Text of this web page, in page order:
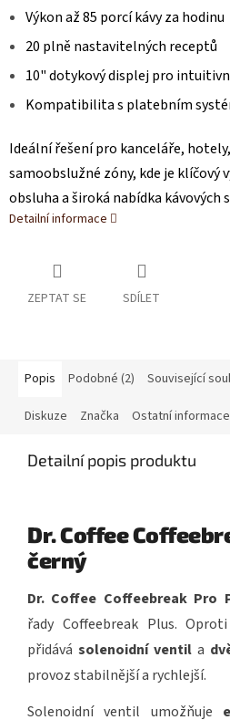
Výkon až 85 porcí kávy za hodinu
20 plně nastavitelných receptů
10" dotykový displej pro
Kompatibilita s platebním
Ideální řešení pro kanceláře,
samoobslužné zóny, kde je klíčový
obsluha a široká nabídka kávových
Detailní informace
ZEPTAT SE SDÍLET
Popis Podobné (2) Související
Diskuze Značka Ostatní informace
Detailní popis produktu
Dr. Coffee
černý
Dr. Coffee Coffeebreak Pro
řady Coffeebreak Plus.
přidává solenoidní ventil a
provoz stabilnější a rychlejší.
Solenoidní ventil umožňuje